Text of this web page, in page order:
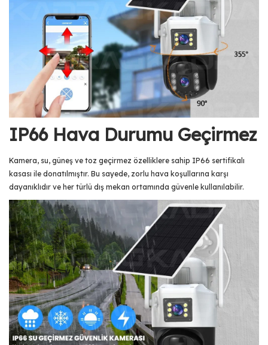
IP66 Hava Durumu Geçirmez
Kamera, su, güneş ve toz geçirmez özelliklere sahip IP66 sertifikalı
kasası ile donatılmıştır. Bu sayede, zorlu hava koşullarına karşı
dayanıklıdır ve her türlü dış mekan ortamında güvenle kullanılabilir.